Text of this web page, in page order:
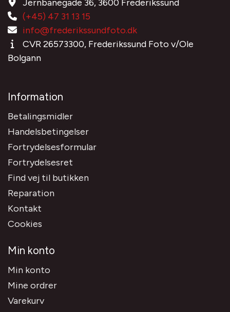
Jernbanegade 36, 3600 Frederikssund
(+45) 47 31 13 15
info@frederikssundfoto.dk
CVR 26573300, Frederikssund Foto v/Ole
Bolgann
Information
Betalingsmidler
Handelsbetingelser
Fortrydelsesformular
Fortrydelsesret
Find vej til butikken
Reparation
Kontakt
Cookies
Min konto
Min konto
Mine ordrer
Varekurv